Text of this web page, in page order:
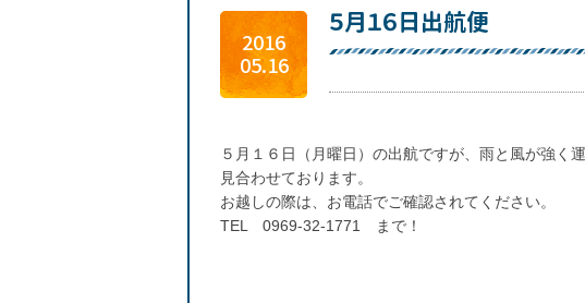
2016
05.16
５月１６日出航便
５月１６日（月曜日）の出航ですが、雨と風が強く
見合わせております。
お越しの際は、お電話でご確認されてください。
TEL 0969-32-1771 まで！